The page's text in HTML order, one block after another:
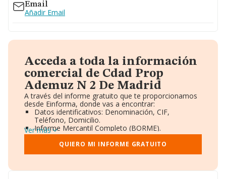
Email
Añadir Email
Acceda a toda la información
comercial de Cdad Prop
Ademuz N 2 De Madrid
A través del informe gratuito que te proporcionamos
desde Einforma, donde vas a encontrar:
Datos identificativos: Denominación, CIF,
Teléfono, Domicilio.
Informe Mercantil Completo (BORME).
Gráficos de Evolución Ventas y Empleados.
Consejo de Administración y Administradores.
Directivos y Ejecutivos.
Ver más
QUIERO MI INFORME GRATUITO